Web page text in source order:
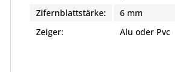
Zifernblattstärke:
6 mm
Zeiger:
Alu oder Pvc